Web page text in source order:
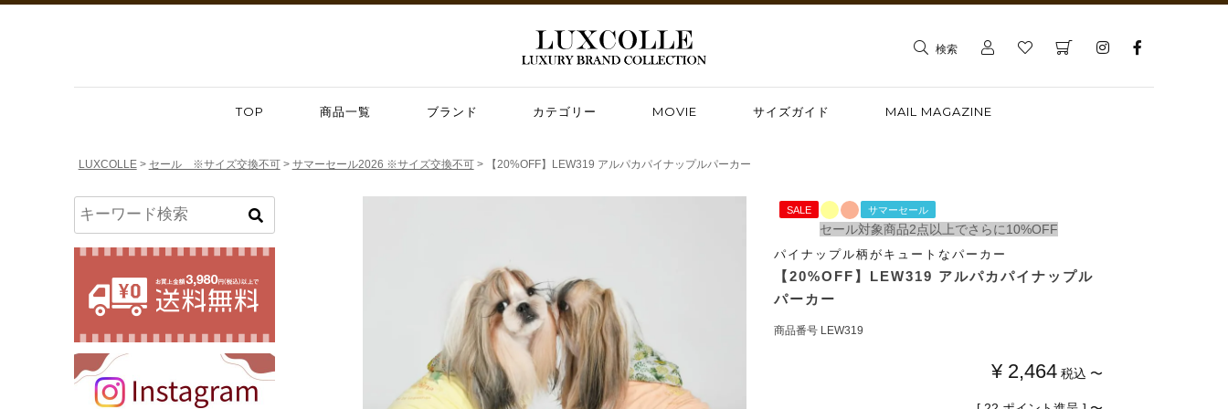
検索
TOP 商品一覧 ブランド カテゴリー MOVIE サイズガイド MAIL MAGAZINE
LUXCOLLE セール ※サイズ交換不可 サマーセール2026 ※サイズ交換不可 【20%OFF】LEW319 アルパカパイナップルパーカー
SALE サマーセール
セール対象商品2点以上でさらに10%OFF
パイナップル柄がキュートなパーカー
【20%OFF】LEW319 アルパカパイナップル
パーカー
商品番号 LEW319
¥ 2,464 税込 〜